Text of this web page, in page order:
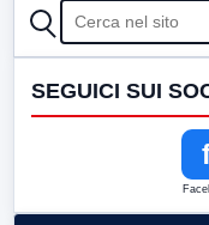
CERCA
SEGUICI SUI